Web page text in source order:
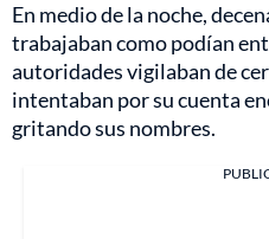
En medio de la noche,
trabajaban como podían
autoridades vigilaban de
intentaban por su cuenta
gritando sus nombres.